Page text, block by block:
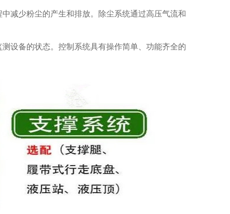
减少粉尘的产生和排放。除尘系统通过高压气流和
设备的状态。控制系统具有操作简单、功能齐全的